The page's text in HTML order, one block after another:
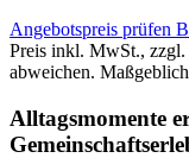
Angebotspreis prüfen
Preis inkl. MwSt., zzgl.
abweichen.
Alltagsmomente